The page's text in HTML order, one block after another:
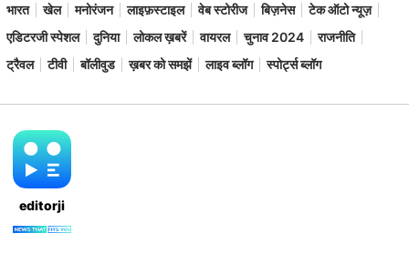
भारत खेल मनोरंजन लाइफ़स्टाइल वेब स्टोरीज बिज़नेस
टेक ऑटो न्यूज़
एडिटरजी स्पेशल
दुनिया लोकल ख़बरें वायरल चुनाव 2024
राजनीति
ट्रैवल
टीवी बॉलीवुड ख़बर को समझें लाइव ब्लॉग स्पोर्ट्स ब्लॉग
editorji